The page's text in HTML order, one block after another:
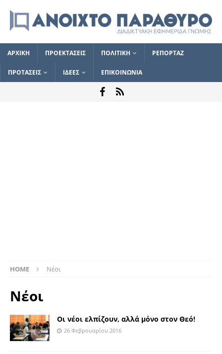
ΑΡΧΙΚΗ ΠΡΟΕΚΤΑΣΕΙΣ ΠΟΛΙΤΙΚΗ ΡΕΠΟΡΤΑΖ
ΠΡΟΤΑΣΕΙΣ ΙΔΕΕΣ ΕΠΙΚΟΙΝΩΝΙΑ
HOME Nέοι
Nέοι
Οι νέοι ελπίζουν, αλλά μόνο στον Θεό!
26 Φεβρουαρίου 2016